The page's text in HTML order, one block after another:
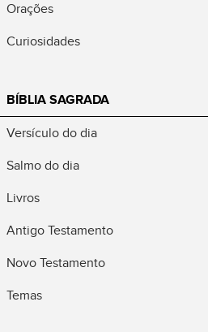
Orações
Curiosidades
BÍBLIA SAGRADA
Versículo do dia
Salmo do dia
Livros
Antigo Testamento
Novo Testamento
Temas